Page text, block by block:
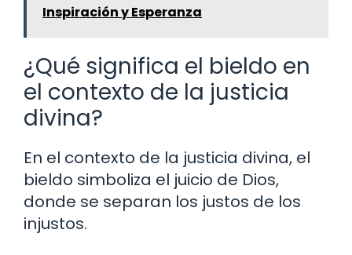
Inspiración y Esperanza
¿Qué significa el bieldo en
el contexto de la justicia
divina?
En el contexto de la justicia divina, el
bieldo simboliza el juicio de Dios,
donde se separan los justos de los
injustos.